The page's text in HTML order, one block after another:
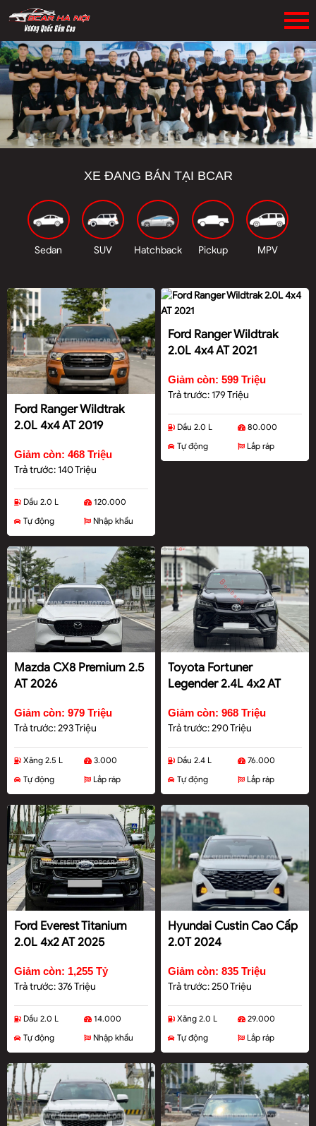
XE ĐANG BÁN TẠI BCAR
Sedan SUV Hatchback Pickup MPV
Ford Ranger Wildtrak
2.0L 4x4 AT 2019
Giảm còn: 468 Triệu
Trả trước: 140 Triệu
Dầu 2.0 L
120.000
Tự động
Nhập khẩu
Ford Ranger Wildtrak
2.0L 4x4 AT 2021
Giảm còn: 599 Triệu
Trả trước: 179 Triệu
Dầu 2.0 L
80.000
Tự động
Lắp ráp
Mazda CX8 Premium 2.5
AT 2026
Giảm còn: 979 Triệu
Trả trước: 293 Triệu
Xăng 2.5 L
3.000
Tự động
Lắp ráp
Toyota Fortuner
Legender 2.4L 4x2 AT
Giảm còn: 968 Triệu
Trả trước: 290 Triệu
Dầu 2.4 L
76.000
Tự động
Lắp ráp
Ford Everest Titanium
2.0L 4x2 AT 2025
Giảm còn: 1,255 Tỷ
Trả trước: 376 Triệu
Dầu 2.0 L
14.000
Tự động
Nhập khẩu
Hyundai Custin Cao Cấp
2.0T 2024
Giảm còn: 835 Triệu
Trả trước: 250 Triệu
Xăng 2.0 L
29.000
Tự động
Lắp ráp